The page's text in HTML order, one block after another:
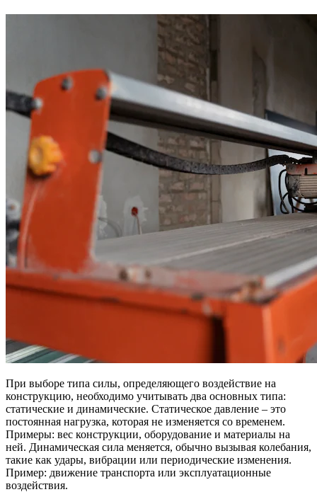
При выборе типа силы, определяющего воздействие на
конструкцию, необходимо учитывать два основных типа:
статические и динамические. Статическое давление – это
постоянная нагрузка, которая не изменяется со временем.
Примеры: вес конструкции, оборудование и материалы на
ней. Динамическая сила меняется, обычно вызывая колебания,
такие как удары, вибрации или периодические изменения.
Пример: движение транспорта или эксплуатационные
воздействия.